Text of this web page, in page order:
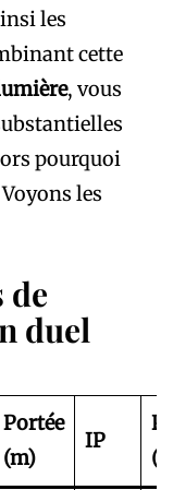
les
cette
, vous
pourquoi
les
de
duel
Portée
(m)
IP